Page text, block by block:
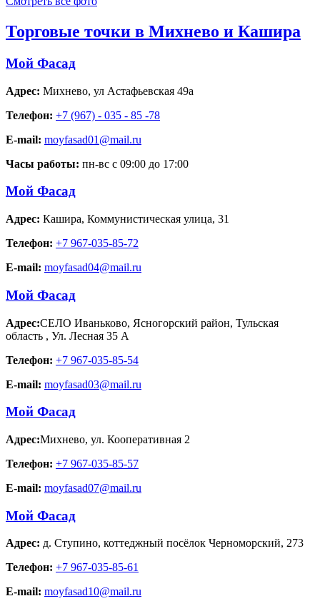
Торговые точки в Михнево и Кашира
Мой Фасад
Адрес: Михнево, ул Астафьевская 49а
Телефон: +7 (967) - 035 - 85 -78
E-mail: moyfasad01@mail.ru
Часы работы: пн-вс с 09:00 до 17:00
Мой Фасад
Адрес: Кашира, Коммунистическая улица, 31
Телефон: +7 967-035-85-72
E-mail: moyfasad04@mail.ru
Мой Фасад
Адрес:СЕЛО Иваньково, Ясногорский район, Тульская
область , Ул. Лесная 35 А
Телефон: +7 967-035-85-54
E-mail: moyfasad03@mail.ru
Мой Фасад
Адрес:Михнево, ул. Кооперативная 2
Телефон: +7 967-035-85-57
E-mail: moyfasad07@mail.ru
Мой Фасад
Адрес: д. Ступино, коттеджный посёлок Черноморский, 273
Телефон: +7 967-035-85-61
E-mail: moyfasad10@mail.ru